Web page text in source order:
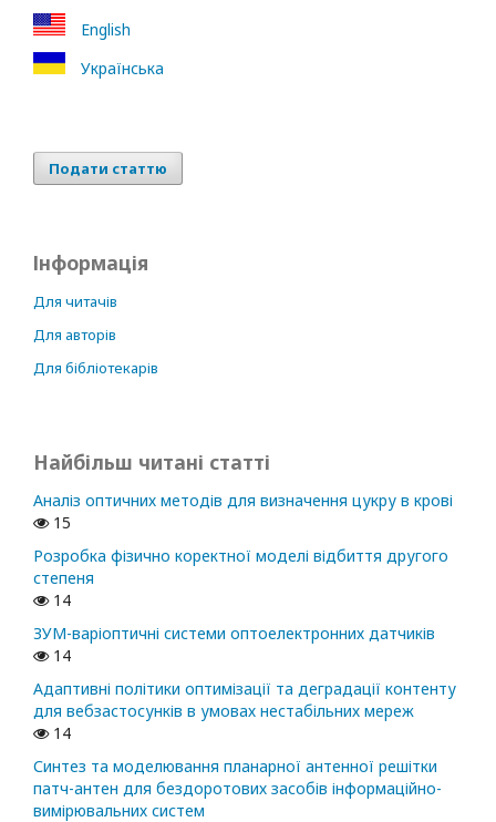
English
Українська
Подати статтю
Інформація
Для читачів
Для авторів
Для бібліотекарів
Найбільш читані статті
Аналіз оптичних методів для визначення цукру в крові
15
Розробка фізично коректної моделі відбиття другого
степеня
14
ЗУМ-варіоптичні системи оптоелектронних датчиків
14
Адаптивні політики оптимізації та деградації контенту
для вебзастосунків в умовах нестабільних мереж
14
Синтез та моделювання планарної антенної решітки
патч-антен для бездоротових засобів інформаційно-
вимірювальних систем